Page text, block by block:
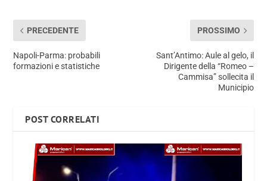
PRECEDENTE
Napoli-Parma: probabili
formazioni e statistiche
PROSSIMO
Sant’Antimo: Aule al gelo, il
Dirigente della “Romeo –
Cammisa” sollecita il
Municipio
POST CORRELATI